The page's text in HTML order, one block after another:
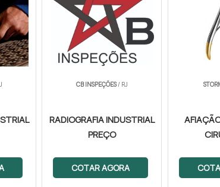
CB INSPEÇÕES/ RJ
RADIOGRAFIA INDUSTRIAL
PREÇO
COTAR AGORA